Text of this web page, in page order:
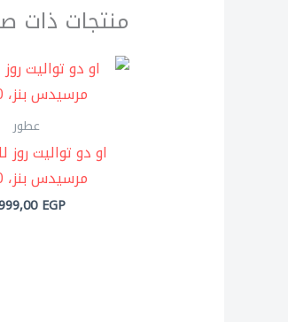
منتجات ذات
عطور
او دو تواليت روز
مرسيدس بنز، 90 مل
EGP